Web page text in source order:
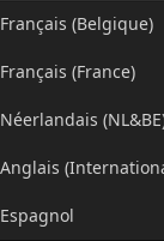
Français (Belgique)
Français (France)
Néerlandais
Anglais
Espagnol